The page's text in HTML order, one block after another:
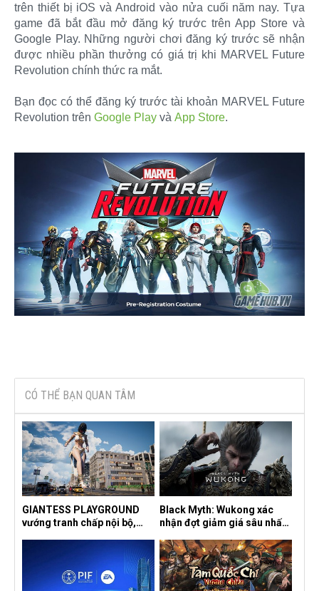
trên thiết bị iOS và Android vào nửa cuối năm nay. Tựa
game đã bắt đầu mở đăng ký trước trên App Store và
Google Play. Những người chơi đăng ký trước sẽ nhận
được nhiều phần thưởng có giá trị khi MARVEL Future
Revolution chính thức ra mắt.
Bạn đọc có thể đăng ký trước tài khoản MARVEL Future
Revolution trên Google Play và App Store.
CÓ THỂ BẠN QUAN TÂM
GIANTESS PLAYGROUND
vướng tranh chấp nội bộ,
ngầm chiếm đoạt doanh thu
Black Myth: Wukong xác
nhận đợt giảm giá sâu nhất
trên mọi nền tảng